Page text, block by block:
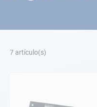
7 artículo(s)